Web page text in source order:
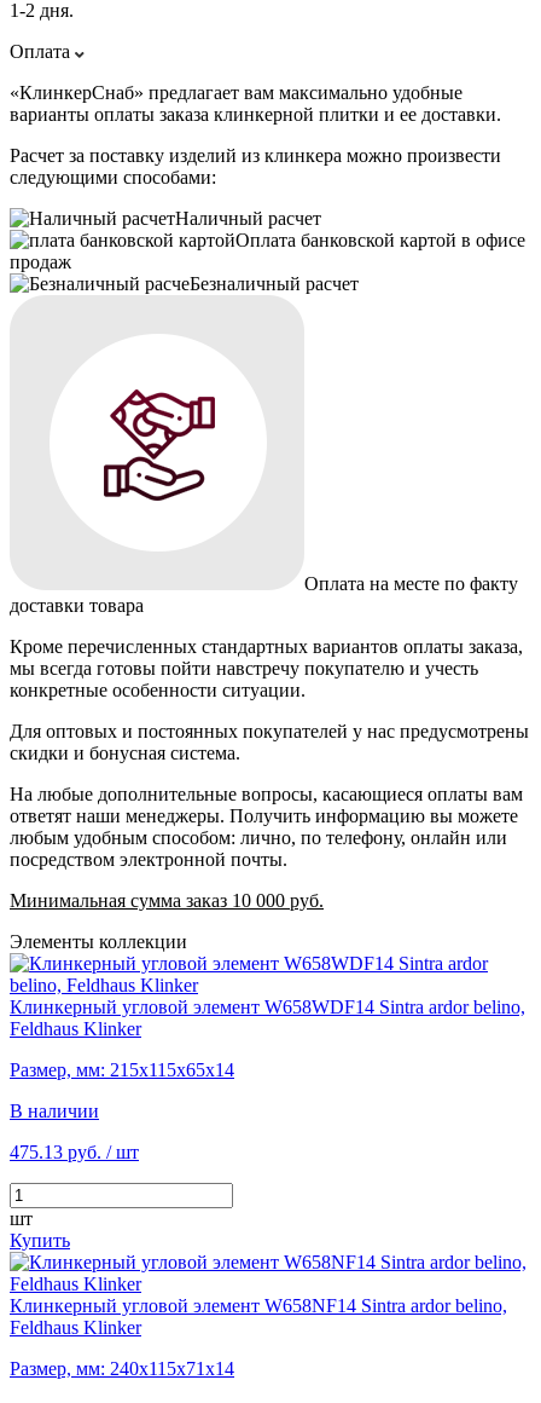
1-2 дня.
Оплата
«КлинкерСнаб» предлагает вам максимально удобные
варианты оплаты заказа клинкерной плитки и ее доставки.
Расчет за поставку изделий из клинкера можно произвести
следующими способами:
Наличный расчет
Оплата банковской картой в офисе
продаж
Безналичный расчет
Оплата на месте по факту
доставки товара
Кроме перечисленных стандартных вариантов оплаты заказа,
мы всегда готовы пойти навстречу покупателю и учесть
конкретные особенности ситуации.
Для оптовых и постоянных покупателей у нас предусмотрены
скидки и бонусная система.
На любые дополнительные вопросы, касающиеся оплаты вам
ответят наши менеджеры. Получить информацию вы можете
любым удобным способом: лично, по телефону, онлайн или
посредством электронной почты.
Минимальная сумма заказ 10 000 руб.
Элементы коллекции
Клинкерный угловой элемент W658WDF14 Sintra ardor belino,
Feldhaus Klinker
Размер, мм: 215х115х65х14
В наличии
475.13 руб. / шт
шт
Купить
Клинкерный угловой элемент W658NF14 Sintra ardor belino,
Feldhaus Klinker
Размер, мм: 240х115х71х14